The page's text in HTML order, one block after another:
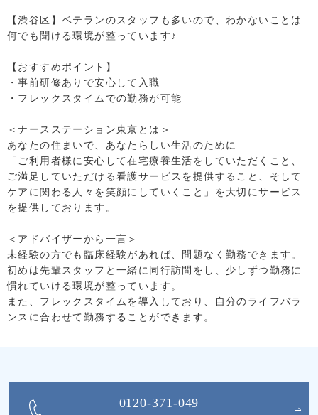
【渋谷区】ベテランのスタッフも多いので、わかないことは
何でも聞ける環境が整っています♪
【おすすめポイント】
・事前研修ありで安心して入職
・フレックスタイムでの勤務が可能
＜ナースステーション東京とは＞
あなたの住まいで、あなたらしい生活のために
「ご利用者様に安心して在宅療養生活をしていただくこと、
ご満足していただける看護サービスを提供すること、そして
ケアに関わる人々を笑顔にしていくこと」を大切にサービス
を提供しております。
＜アドバイザーから一言＞
未経験の方でも臨床経験があれば、問題なく勤務できます。
初めは先輩スタッフと一緒に同行訪問をし、少しずつ勤務に
慣れていける環境が整っています。
また、フレックスタイムを導入しており、自分のライフバラ
ンスに合わせて勤務することができます。
0120-371-049